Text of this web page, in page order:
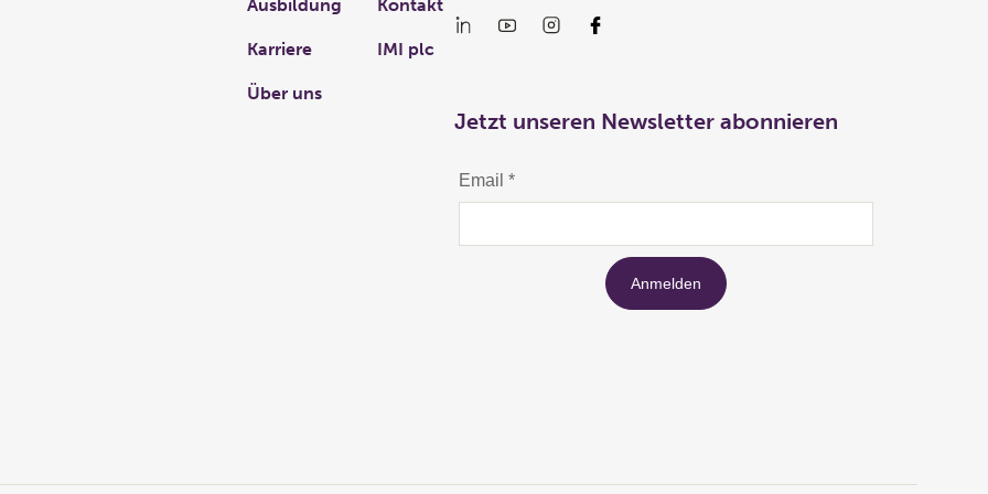
Ausbildung Kontakt
Karriere IMI plc
Über uns
Jetzt unseren Newsletter abonnieren